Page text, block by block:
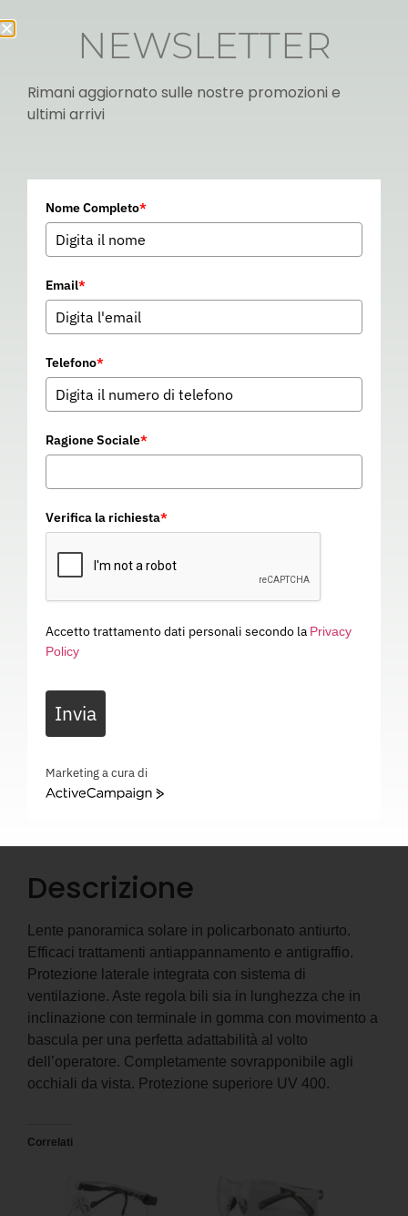
OCCHIALE 5X7 FUMO
U00019X Categoria
OCCHIALE 5X7 FUMO – – U00019X
Descrizione
Lente panoramica solare in policarbonato antiurto.
Efficaci trattamenti antiappannamento e antigraffio.
Protezione laterale integrata con sistema di
ventilazione. Aste regola bili sia in lunghezza che in
inclinazione con terminale in gomma con movimento a
bascula per una perfetta adattabilità al volto
dell’operatore. Completamente sovrapponibile agli
occhiali da vista. Protezione superiore UV 400.
Correlati
NEWSLETTER
Rimani aggiornato sulle nostre promozioni e
ultimi arrivi
Nome Completo*
Email*
Telefono*
Ragione Sociale*
Verifica la richiesta*
Accetto trattamento dati personali secondo la Privacy
Policy
Invia
Marketing a cura di
ActiveCampaign